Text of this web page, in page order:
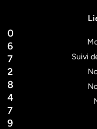
0
6
7
2
8
4
7
9
Suivi